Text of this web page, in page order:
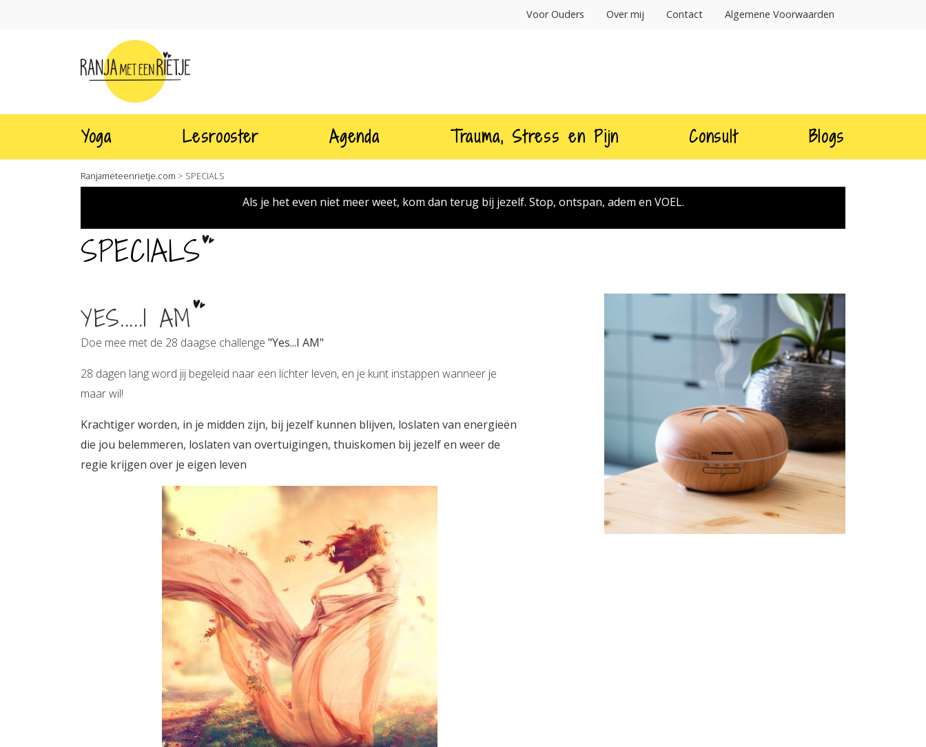
Voor Ouders Over mij Contact Algemene Voorwaarden
Yoga Lesrooster Agenda Trauma, Stress en Pijn Consult Blogs
Ranjameteenrietje.com > SPECIALS
Als je het even niet meer weet, kom dan terug bij jezelf. Stop, ontspan, adem en VOEL.
SPECIALS
YES.....I AM
Doe mee met de 28 daagse challenge "Yes...I AM"
28 dagen lang word jij begeleid naar een lichter leven, en je kunt instappen wanneer je
maar wil!
Krachtiger worden, in je midden zijn, bij jezelf kunnen blijven, loslaten van energieën
die jou belemmeren, loslaten van overtuigingen, thuiskomen bij jezelf en weer de
regie krijgen over je eigen leven